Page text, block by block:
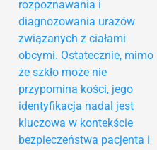
rozpoznawania i
diagnozowania urazów
związanych z ciałami
obcymi. Ostatecznie, mimo
że szkło może nie
przypomina kości, jego
identyfikacja nadal jest
kluczowa w kontekście
bezpieczeństwa pacjenta i